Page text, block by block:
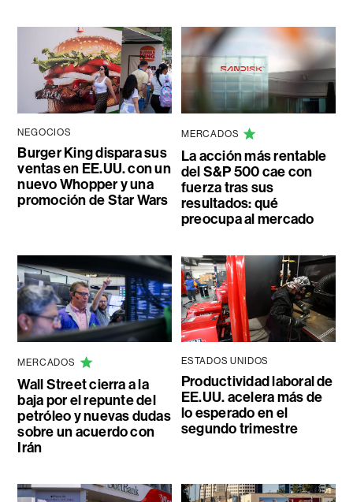
NEGOCIOS
Burger King dispara sus
ventas en EE.UU. con un
nuevo Whopper y una
promoción de Star Wars
MERCADOS
La acción más rentable
del S&P 500 cae con
fuerza tras sus
resultados: qué
preocupa al mercado
MERCADOS
Wall Street cierra a la
baja por el repunte del
petróleo y nuevas dudas
sobre un acuerdo con
Irán
ESTADOS UNIDOS
Productividad laboral de
EE.UU. acelera más de
lo esperado en el
segundo trimestre